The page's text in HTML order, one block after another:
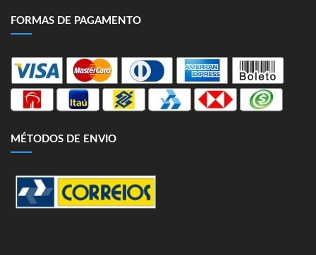
FORMAS DE PAGAMENTO
MÉTODOS DE ENVIO